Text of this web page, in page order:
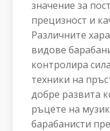
значение за
прецизност и
Различните
видове
контролира
техники на
добре развита
ръцете на
барабанисти